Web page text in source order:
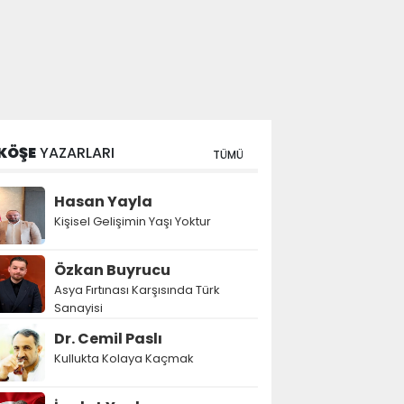
YAZARLARI TÜMÜ
Hasan Yayla
Kişisel Gelişimin Yaşı Yoktur
Özkan Buyrucu
Asya Fırtınası Karşısında Türk
Sanayisi
Dr. Cemil Paslı
Kullukta Kolaya Kaçmak